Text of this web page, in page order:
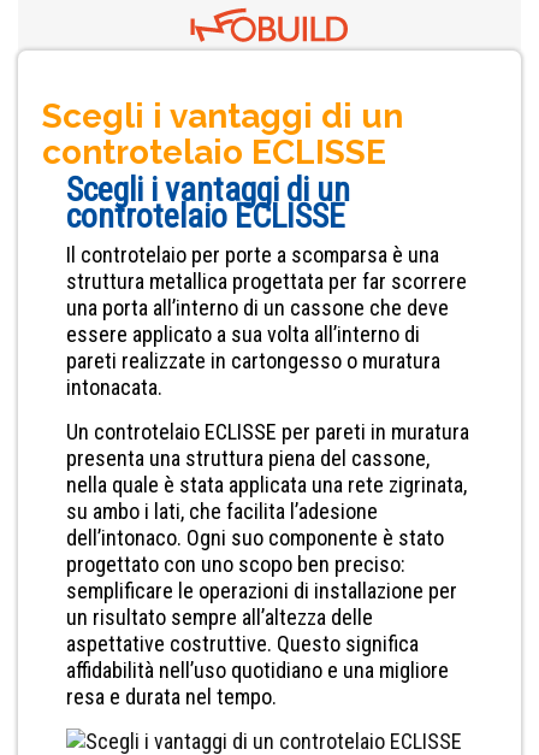
Scegli i vantaggi di un
controtelaio ECLISSE
Scegli i vantaggi di un
controtelaio ECLISSE
Il controtelaio per porte a scomparsa è una
struttura metallica progettata per far scorrere
una porta all’interno di un cassone che deve
essere applicato a sua volta all’interno di
pareti realizzate in cartongesso o muratura
intonacata.
Un controtelaio ECLISSE per pareti in muratura
presenta una struttura piena del cassone,
nella quale è stata applicata una rete zigrinata,
su ambo i lati, che facilita l’adesione
dell’intonaco. Ogni suo componente è stato
progettato con uno scopo ben preciso:
semplificare le operazioni di installazione per
un risultato sempre all’altezza delle
aspettative costruttive. Questo significa
affidabilità nell’uso quotidiano e una migliore
resa e durata nel tempo.